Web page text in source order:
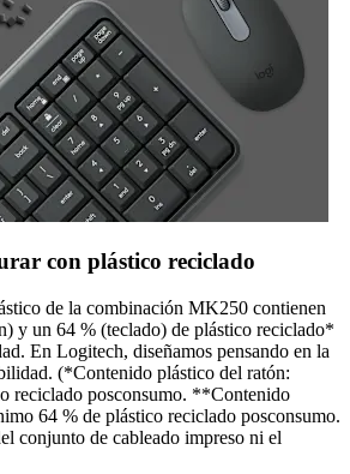
con plástico reciclado
de la combinación MK250 contienen
y un 64 % (teclado) de plástico reciclado*
En Logitech, diseñamos pensando en la
(*Contenido plástico del ratón:
reciclado posconsumo. **Contenido
64 % de plástico reciclado posconsumo.
conjunto de cableado impreso ni el